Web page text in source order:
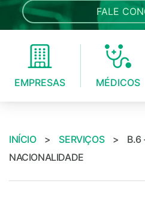
FALE
EMPRESAS MÉDICOS
INÍCIO > SERVIÇOS >
B.6
NACIONALIDADE